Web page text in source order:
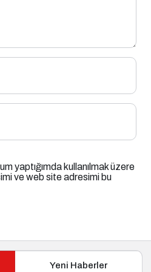
yaptığımda kullanılmak üzere
ve web site adresimi bu
Yeni Haberler